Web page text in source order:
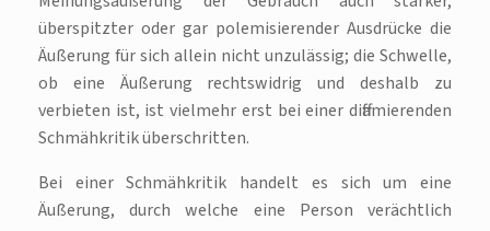
überspitzter oder gar polemisierender Ausdrücke die
Äußerung für sich allein nicht unzulässig; die Schwelle,
ob eine Äußerung rechtswidrig und deshalb zu
verbieten ist, ist vielmehr erst bei einer diffamierenden
Schmähkritik überschritten.
Bei einer Schmähkritik handelt es sich um eine
Äußerung, durch welche eine Person verächtlich